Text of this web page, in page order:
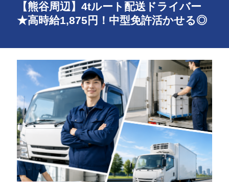
【熊谷周辺】4tルート配送ドライバー
★高時給1,875円！中型免許活かせる◎